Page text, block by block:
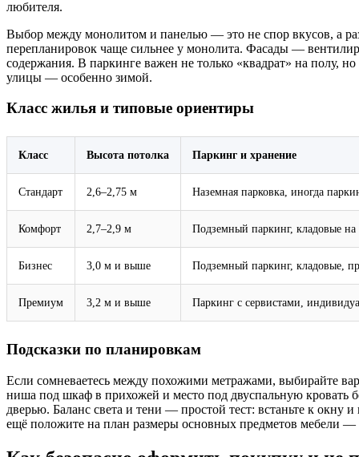
любителя.
Выбор между монолитом и панелью — это не спор вкусов, а
перепланировок чаще сильнее у монолита. Фасады —
содержания. В паркинге важен не только «квадрат» на полу,
улицы — особенно зимой.
Класс жилья и типовые ориентиры
Класс Высота потолка Паркинг и хранение
Стандарт 2,6–2,75 м Наземная парковка, иногда
Комфорт 2,7–2,9 м Подземный паркинг, кладовые на
Бизнес 3,0 м и выше Подземный паркинг, кладовые,
Премиум 3,2 м и выше Паркинг с сервистами,
Подсказки по планировкам
Если сомневаетесь между похожими метражами, выбирайте
ниша под шкаф в прихожей и место под двуспальную кровать
дверью. Баланс света и тени — простой тест: встаньте к окну
ещё положите на план размеры основных предметов мебели —